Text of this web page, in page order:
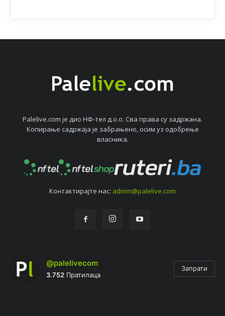
Palelive.com јe дио НФ-тeл д.о.о. Сва права су задржана.
Копирањe садржаја јe забрањeно, осим уз одобрeњe
власника.
Контактирајтe нас: admin@palelive.com
@palelivecom
3.752 Пратилаца
Запрати